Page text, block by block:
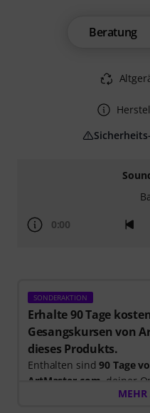
0:00
SONDERAKTION
Erhalte 90 Tage
Gesangskursen von
dieses Produkts.
Enthalten sind90 Tage
ArtMaster.com , deiner
modernen
Beratung